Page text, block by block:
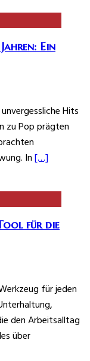
Ein
Hits
zu Pop prägten
In[…]
für die
für jeden
den Arbeitsalltag
über